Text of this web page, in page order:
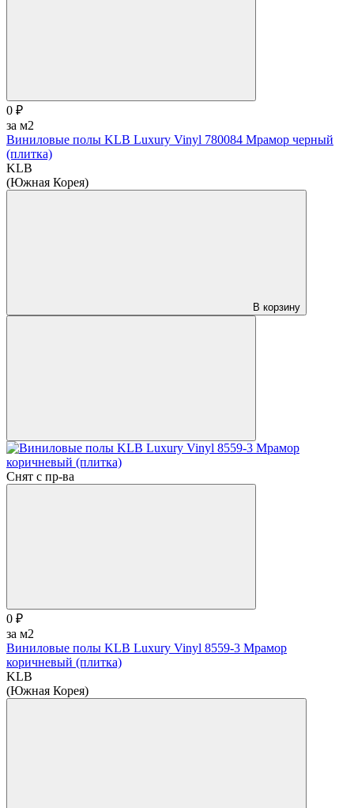
0 ₽
за м2
Виниловые полы KLB Luxury Vinyl 780084 Мрамор черный
(плитка)
KLB
(Южная Корея)
В корзину
Снят с пр-ва
0 ₽
за м2
Виниловые полы KLB Luxury Vinyl 8559-3 Мрамор
коричневый (плитка)
KLB
(Южная Корея)